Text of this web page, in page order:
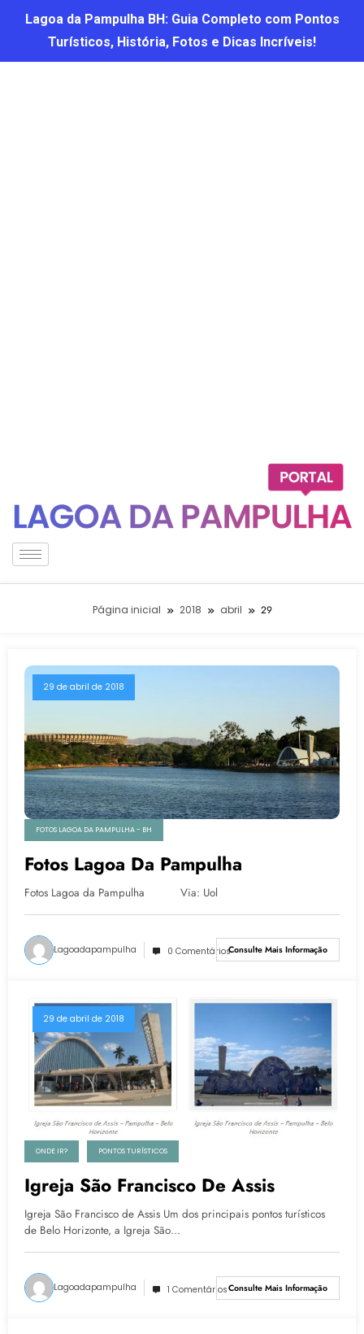
Lagoa da Pampulha BH: Guia Completo com Pontos
Turísticos, História, Fotos e Dicas Incríveis!
Página inicial 2018 abril 29
29 de abril de 2018
FOTOS LAGOA DA PAMPULHA - BH
Fotos Lagoa Da Pampulha
Fotos Lagoa da Pampulha Via: Uol
Lagoadapampulha 0 ComentáriosConsulte Mais Informação
29 de abril de 2018
ONDE IR? PONTOS TURÍSTICOS
Igreja São Francisco De Assis
Igreja São Francisco de Assis Um dos principais pontos turísticos
de Belo Horizonte, a Igreja São…
Lagoadapampulha 1 ComentáriosConsulte Mais Informação